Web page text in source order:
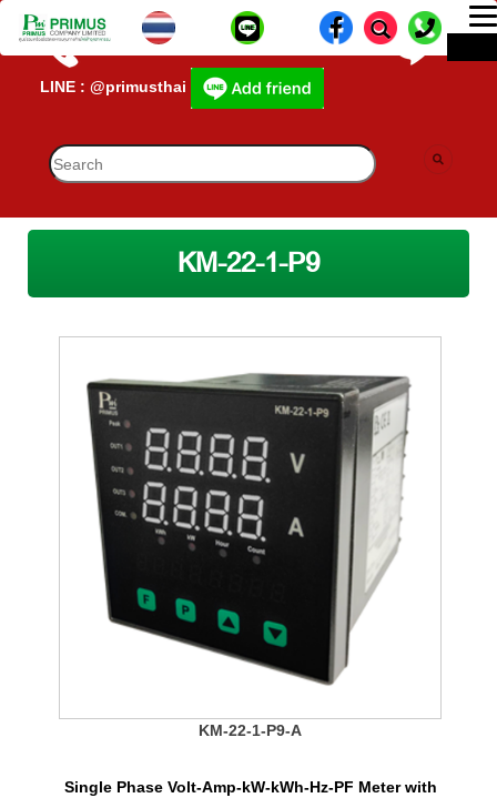
CALL CENTER : 02-693-7005 (40 คู่สาย) lD-
LINE : @primusthai
KM-22-1-P9
KM-22-1-P9-A
Single Phase Volt-Amp-kW-kWh-Hz-PF Meter with